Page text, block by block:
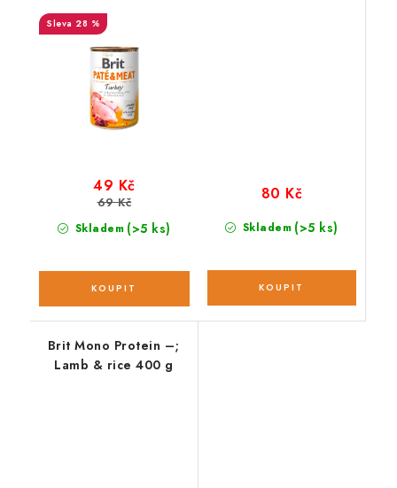
28 %
Skladem (>5 ks)
49 Kč
69 Kč
Skladem (>5 ks)
80 Kč
Brit Mono Protein –;
Lamb & rice 400 g